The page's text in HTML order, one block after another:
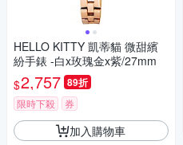
HELLO KITTY 凱蒂貓 微甜繽
紛手錶 -白x玫瑰金x紫/27mm
$2,757 89折
限時下殺 券
加入購物車